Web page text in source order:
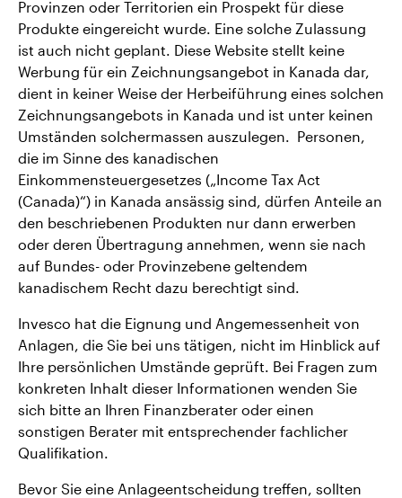
Provinzen oder Territorien ein Prospekt für diese
Produkte eingereicht wurde. Eine solche Zulassung
ist auch nicht geplant. Diese Website stellt keine
Werbung für ein Zeichnungsangebot in Kanada dar,
dient in keiner Weise der Herbeiführung eines solchen
Zeichnungsangebots in Kanada und ist unter keinen
Umständen solchermassen auszulegen. Personen,
die im Sinne des kanadischen
Einkommensteuergesetzes („Income Tax Act
(Canada)“) in Kanada ansässig sind, dürfen Anteile an
den beschriebenen Produkten nur dann erwerben
oder deren Übertragung annehmen, wenn sie nach
auf Bundes- oder Provinzebene geltendem
kanadischem Recht dazu berechtigt sind.
Invesco hat die Eignung und Angemessenheit von
Anlagen, die Sie bei uns tätigen, nicht im Hinblick auf
Ihre persönlichen Umstände geprüft. Bei Fragen zum
konkreten Inhalt dieser Informationen wenden Sie
sich bitte an Ihren Finanzberater oder einen
sonstigen Berater mit entsprechender fachlicher
Qualifikation.
Bevor Sie eine Anlageentscheidung treffen, sollten